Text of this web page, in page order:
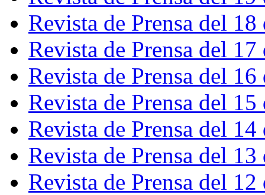
Revista de Prensa del
Revista de Prensa del
Revista de Prensa del
Revista de Prensa del
Revista de Prensa del
Revista de Prensa del
Revista de Prensa del